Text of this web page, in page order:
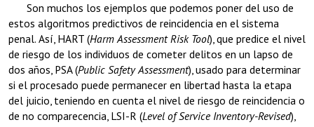
Son muchos los ejemplos que podemos poner del uso de
estos algoritmos predictivos de reincidencia en el sistema
penal. Así, HART (Harm Assessment Risk Tool), que predice el nivel
de riesgo de los individuos de cometer delitos en un lapso de
dos años, PSA (Public Safety Assessment), usado para determinar
si el procesado puede permanecer en libertad hasta la etapa
del juicio, teniendo en cuenta el nivel de riesgo de reincidencia o
de no comparecencia, LSI-R (Level ofService Inventory-Revised),